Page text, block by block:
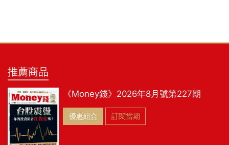
推薦商品
《Money錢》2026年8月號第227期
優惠組合 訂閱當期